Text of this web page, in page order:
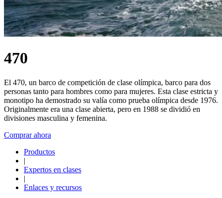
470
El 470, un barco de competición de clase olímpica, barco para dos
personas tanto para hombres como para mujeres. Esta clase estricta y
monotipo ha demostrado su valía como prueba olímpica desde 1976.
Originalmente era una clase abierta, pero en 1988 se dividió en
divisiones masculina y femenina.
Comprar ahora
Productos
|
Expertos en clases
|
Enlaces y recursos